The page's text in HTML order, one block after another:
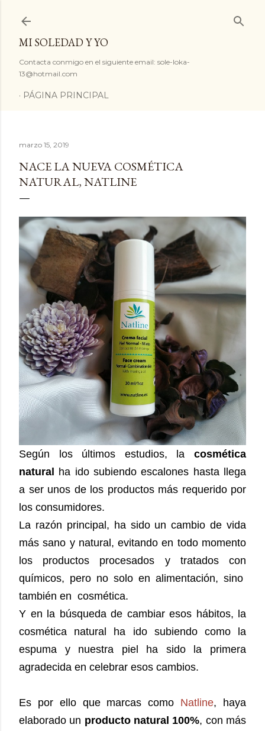
MI SOLEDAD Y YO
Contacta conmigo en el siguiente email: sole-loka-
13@hotmail.com
PÁGINA PRINCIPAL
marzo 15, 2019
NACE LA NUEVA COSMÉTICA
NATURAL, NATLINE
Según los últimos estudios, la cosmética
natural ha ido subiendo escalones hasta llega
a ser unos de los productos más requerido por
los consumidores.
La razón principal, ha sido un cambio de vida
más sano y natural, evitando en todo momento
los productos procesados y tratados con
químicos, pero no solo en alimentación, sino
también en cosmética.
Y en la búsqueda de cambiar esos hábitos, la
cosmética natural ha ido subiendo como la
espuma y nuestra piel ha sido la primera
agradecida en celebrar esos cambios.
Es por ello que marcas como Natline, haya
elaborado un producto natural 100%, con más